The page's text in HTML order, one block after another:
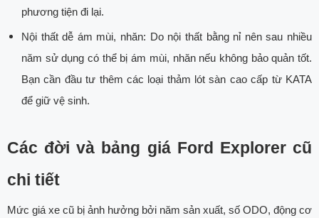
phương tiện đi lại.
Nội thất dễ ám mùi, nhăn: Do nội thất bằng nỉ nên sau nhiều
năm sử dụng có thể bị ám mùi, nhăn nếu không bảo quản tốt.
Bạn cần đầu tư thêm các loại thảm lót sàn cao cấp từ KATA
để giữ vệ sinh.
Các đời và bảng giá Ford Explorer cũ
chi tiết
Mức giá xe cũ bị ảnh hưởng bởi năm sản xuất, số ODO, động cơ